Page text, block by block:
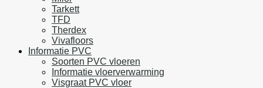
Tarkett
TFD
Therdex
Vivafloors
Informatie PVC
Soorten PVC vloeren
Informatie vloerverwarming
Visgraat PVC vloer